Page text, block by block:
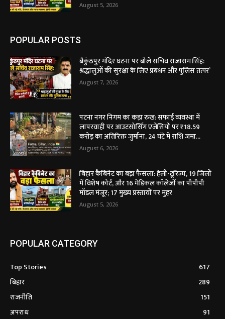
August 5, 2026
POPULAR POSTS
बैकुंठपुर मंदिर घटना पर बोले सचिव राजाराम सिंह:
श्रद्धालुओं की सुरक्षा के लिए प्रबंधन और पुलिस तत्पर’
August 7, 2026
पटना नगर निगम का कड़ा रुख: सफाई व्यवस्था में
लापरवाही पर आउटसोर्सिंग एजेंसियों पर ₹18.59
करोड़ का अतिरिक्त जुर्माना, 24 घंटे में राशि जमा...
August 6, 2026
बिहार कैबिनेट का बड़ा फैसला: हेली-टूरिज्म, 19 जिलों
में विशेष कोर्ट, और 16 मेडिकल कॉलेजों का पीपीपी
मॉडल मंजूर; 17 मुख्य प्रस्तावों पर मुहर
August 5, 2026
POPULAR CATEGORY
Top Stories
617
बिहार
289
राजनीति
151
अपराध
91